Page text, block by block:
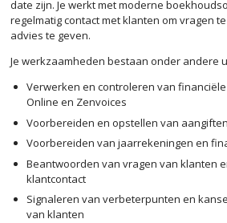
date zijn. Je werkt met moderne
regelmatig contact met klanten om vragen
advies te geven.
Je werkzaamheden bestaan onder andere
Verwerken en controleren van
Online en Zenvoices
Voorbereiden en opstellen van aangiften
Voorbereiden van jaarrekeningen en
Beantwoorden van vragen van klanten
klantcontact
Signaleren van verbeterpunten en
van klanten